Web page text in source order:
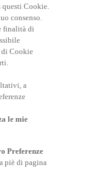
questi Cookie.
consenso.
finalità di
di Cookie
a
le mie
Preferenze
piè di pagina